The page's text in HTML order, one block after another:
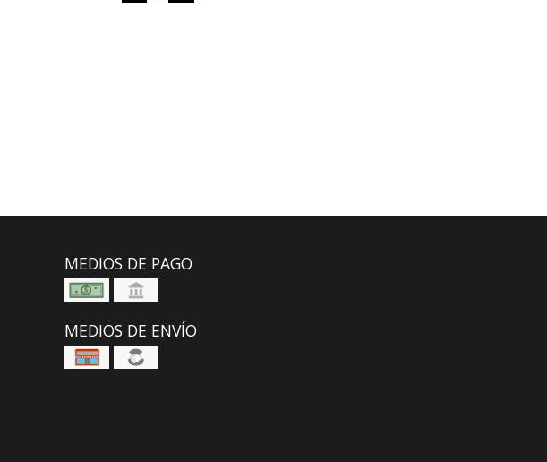
MEDIOS DE PAGO
MEDIOS DE ENVÍO